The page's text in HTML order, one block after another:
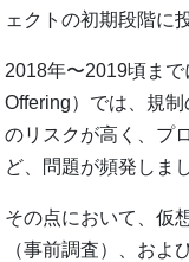
ェクトの初期段階に
2018年〜2019頃ま
Offering）では、規
のリスクが高く、プ
ど、問題が頻発しま
その点において、仮
（事前調査）、およ